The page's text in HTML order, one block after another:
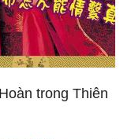
trong Thiên